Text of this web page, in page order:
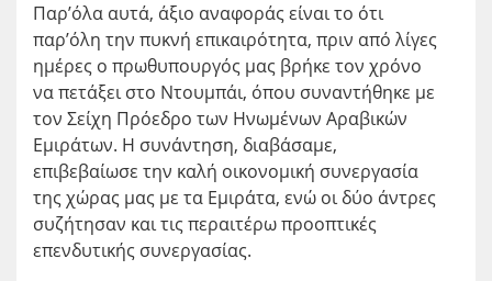
Παρ’όλα αυτά, άξιο αναφοράς είναι το ότι
παρ’όλη την πυκνή επικαιρότητα, πριν από λίγες
ημέρες ο πρωθυπουργός μας βρήκε τον χρόνο
να πετάξει στο Ντουμπάι, όπου συναντήθηκε με
τον Σείχη Πρόεδρο των Ηνωμένων Αραβικών
Εμιράτων. Η συνάντηση, διαβάσαμε,
επιβεβαίωσε την καλή οικονομική συνεργασία
της χώρας μας με τα Εμιράτα, ενώ οι δύο άντρες
συζήτησαν και τις περαιτέρω προοπτικές
επενδυτικής συνεργασίας.